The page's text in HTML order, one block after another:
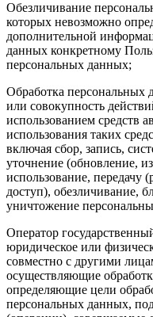
Обезличивание
которых невозможно
дополнительной
данных конкретному
персональных данных;
Обработка персональных
или совокупность
использованием средств
использования таких
включая сбор, запись,
уточнение (обновление,
использование, передачу
доступ), обезличивание,
уничтожение
Оператор
юридическое или
совместно с другими
осуществляющие
определяющие цели
персональных данных,